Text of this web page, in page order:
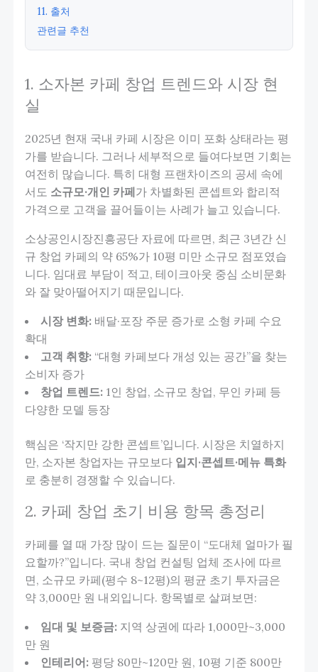
11. 출처
관련글 추천
1. 소자본 카페 창업 트렌드와 시장 현
실
2025년 현재 국내 카페 시장은 이미 포화 상태라는 평
가를 받습니다. 그러나 세부적으로 들여다보면 기회는
여전히 많습니다. 특히 대형 프랜차이즈의 공세 속에
서도 소규모·개인 카페가 차별화된 콘셉트와 합리적
가격으로 고객을 끌어들이는 사례가 늘고 있습니다.
소상공인시장진흥공단 자료에 따르면, 최근 3년간 신
규 창업 카페의 약 65%가 10평 미만 소규모 점포였습
니다. 임대료 부담이 적고, 테이크아웃 중심 소비문화
와 잘 맞아떨어지기 때문입니다.
시장 변화:배달·포장 주문 증가로 소형 카페 수요
확대
고객 취향:“대형 카페보다 개성 있는 공간”을 찾는
소비자 증가
창업 트렌드:1인 창업, 소규모 창업, 무인 카페 등
다양한 모델 등장
핵심은 ‘작지만 강한 콘셉트’입니다. 시장은 치열하지
만, 소자본 창업자는 규모보다 입지·콘셉트·메뉴 특화
로 충분히 경쟁할 수 있습니다.
2. 카페 창업 초기 비용 항목 총정리
카페를 열 때 가장 많이 드는 질문이 “도대체 얼마가 필
요할까?”입니다. 국내 창업 컨설팅 업체 조사에 따르
면, 소규모 카페(평수 8~12평)의 평균 초기 투자금은
약 3,000만 원 내외입니다. 항목별로 살펴보면:
임대 및 보증금:지역 상권에 따라 1,000만~3,000
만 원
인테리어:평당 80만~120만 원, 10평 기준 800만